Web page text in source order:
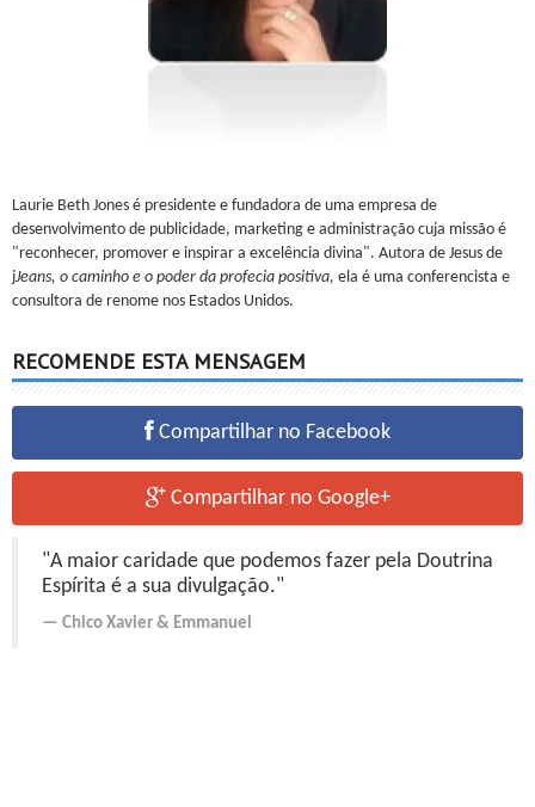
Laurie Beth Jones é presidente e fundadora de uma empresa de
desenvolvimento de publicidade, marketing e administração cuja missão é
"reconhecer, promover e inspirar a excelência divina". Autora de Jesus de
jJeans, o caminho e o poder da profecia positiva, ela é uma conferencista e
consultora de renome nos Estados Unidos.
RECOMENDE ESTA MENSAGEM
Compartilhar no Facebook
Compartilhar no Google+
"A maior caridade que podemos fazer pela Doutrina
Espírita é a sua divulgação."
Chico Xavier & Emmanuel